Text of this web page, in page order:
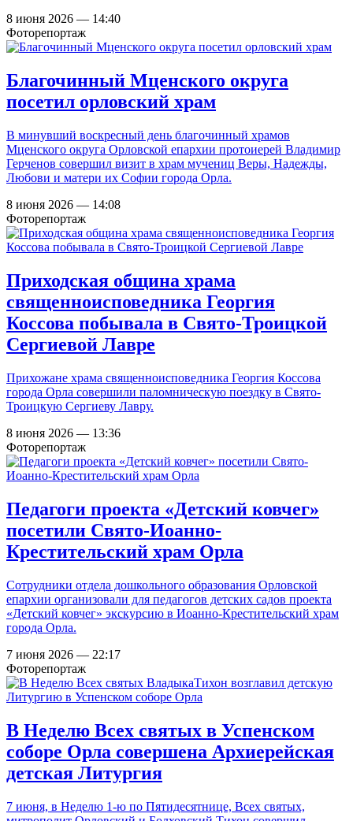
8 июня 2026 — 14:40
Фоторепортаж
Благочинный Мценского округа
посетил орловский храм
В минувший воскресный день благочинный храмов
Мценского округа Орловской епархии протоиерей Владимир
Герченов совершил визит в храм мучениц Веры, Надежды,
Любови и матери их Софии города Орла.
8 июня 2026 — 14:08
Фоторепортаж
Приходская община храма
cвященноисповедника Георгия
Коcсова побывала в Свято-Троицкой
Сергиевой Лавре
Прихожане храма cвященноисповедника Георгия Коcсова
города Орла совершили паломническую поездку в Свято-
Троицкую Сергиеву Лавру.
8 июня 2026 — 13:36
Фоторепортаж
Педагоги проекта «Детский ковчег»
посетили Свято-Иоанно-
Крестительский храм Орла
Сотрудники отдела дошкольного образования Орловской
епархии организовали для педагогов детских садов проекта
«Детский ковчег» экскурсию в Иоанно-Крестительский храм
города Орла.
7 июня 2026 — 22:17
Фоторепортаж
В Неделю Всех святых в Успенском
соборе Орла совершена Архиерейская
детская Литургия
7 июня, в Неделю 1-ю по Пятидесятнице, Всех святых,